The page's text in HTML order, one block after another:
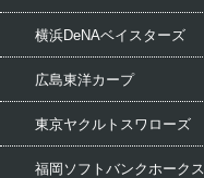
横浜DeNAベイスターズ
広島東洋カープ
東京ヤクルトスワローズ
福岡ソフトバンクホークス